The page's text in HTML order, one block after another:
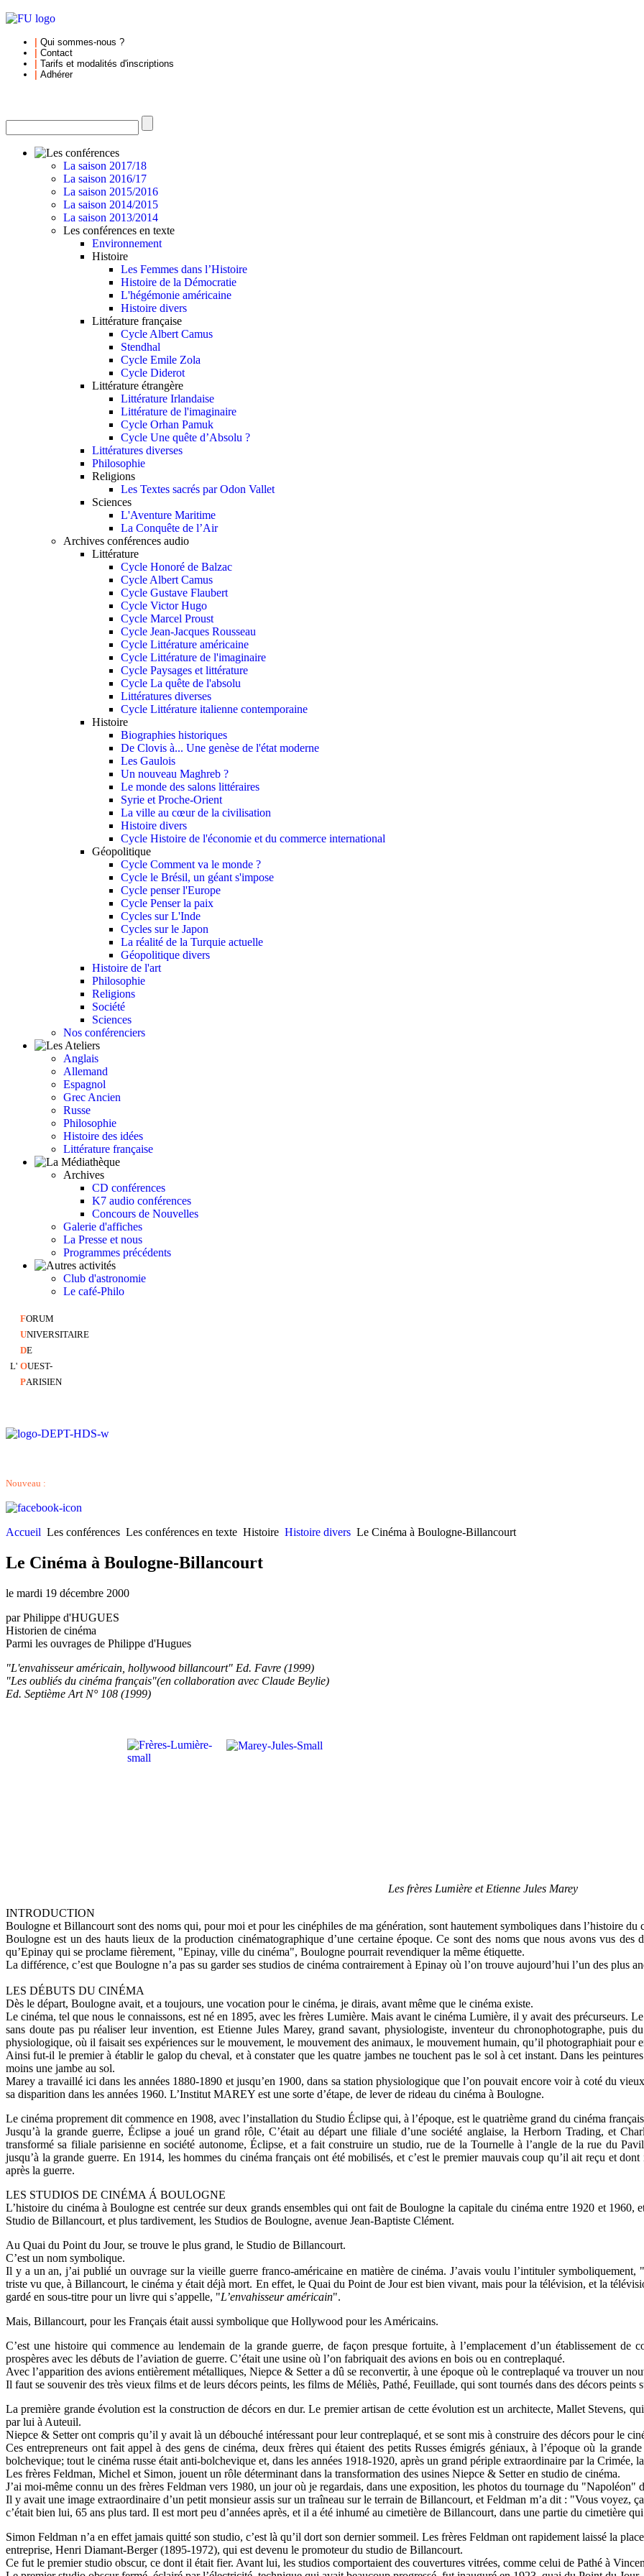
Qui sommes-nous ?
Contact
Tarifs et modalités d'inscriptions
Adhérer
La saison 2017/18
La saison 2016/17
La saison 2015/2016
La saison 2014/2015
La saison 2013/2014
Les conférences en texte
Environnement
Histoire
Les Femmes dans l’Histoire
Histoire de la Démocratie
L'hégémonie américaine
Histoire divers
Littérature française
Cycle Albert Camus
Stendhal
Cycle Emile Zola
Cycle Diderot
Littérature étrangère
Littérature Irlandaise
Littérature de l'imaginaire
Cycle Orhan Pamuk
Cycle Une quête d’Absolu ?
Littératures diverses
Philosophie
Religions
Les Textes sacrés par Odon Vallet
Sciences
L'Aventure Maritime
La Conquête de l’Air
Archives conférences audio
Littérature
Cycle Honoré de Balzac
Cycle Albert Camus
Cycle Gustave Flaubert
Cycle Victor Hugo
Cycle Marcel Proust
Cycle Jean-Jacques Rousseau
Cycle Littérature américaine
Cycle Littérature de l'imaginaire
Cycle Paysages et littérature
Cycle La quête de l'absolu
Littératures diverses
Cycle Littérature italienne contemporaine
Histoire
Biographies historiques
De Clovis à... Une genèse de l'état moderne
Les Gaulois
Un nouveau Maghreb ?
Le monde des salons littéraires
Syrie et Proche-Orient
La ville au cœur de la civilisation
Histoire divers
Cycle Histoire de l'économie et du commerce international
Géopolitique
Cycle Comment va le monde ?
Cycle le Brésil, un géant s'impose
Cycle penser l'Europe
Cycle Penser la paix
Cycles sur L'Inde
Cycles sur le Japon
La réalité de la Turquie actuelle
Géopolitique divers
Histoire de l'art
Philosophie
Religions
Société
Sciences
Nos conférenciers
Anglais
Allemand
Espagnol
Grec Ancien
Russe
Philosophie
Histoire des idées
Littérature française
Archives
CD conférences
K7 audio conférences
Concours de Nouvelles
Galerie d'affiches
La Presse et nous
Programmes précédents
Club d'astronomie
Le café-Philo
FORUM
UNIVERSITAIRE
DE
L' OUEST-
PARISIEN
Nouveau :
Accueil Les conférences Les conférences en texte Histoire Histoire divers Le Cinéma à Boulogne-Billancourt
Le Cinéma à Boulogne-Billancourt
le mardi 19 décembre 2000
par Philippe d'HUGUES
Historien de cinéma
Parmi les ouvrages de Philippe d'Hugues
"L'envahisseur américain, hollywood billancourt" Ed. Favre (1999)
"Les oubliés du cinéma français"(en collaboration avec Claude Beylie)
Ed. Septième Art N° 108 (1999)
Les frères Lumière et Etienne Jules Marey
INTRODUCTION
Boulogne et Billancourt sont des noms qui, pour moi et pour les cinéphiles de ma génération, sont hautement symboliques dans l’histoire du
Boulogne est un des hauts lieux de la production cinématographique d’une certaine époque. Ce sont des noms que nous avons vus
qu’Epinay qui se proclame fièrement, "Epinay, ville du cinéma", Boulogne pourrait revendiquer la même étiquette.
La différence, c’est que Boulogne n’a pas su garder ses studios de cinéma contrairement à Epinay où l’on trouve aujourd’hui l’un des plus
LES DÉBUTS DU CINÉMA
Dès le départ, Boulogne avait, et a toujours, une vocation pour le cinéma, je dirais, avant même que le cinéma existe.
Le cinéma, tel que nous le connaissons, est né en 1895, avec les frères Lumière. Mais avant le cinéma Lumière, il y avait des précurseurs.
sans doute pas pu réaliser leur invention, est Etienne Jules Marey, grand savant, physiologiste, inventeur du chronophotographe, puis
physiologique, où il faisait ses expériences sur le mouvement, le mouvement des animaux, le mouvement humain, qu’il photographiait pour
Ainsi fut-il le premier à établir le galop du cheval, et à constater que les quatre jambes ne touchent pas le sol à cet instant. Dans les
moins une jambe au sol.
Marey a travaillé ici dans les années 1880-1890 et jusqu’en 1900, dans sa station physiologique que l’on pouvait encore voir à coté du
sa disparition dans les années 1960. L’Institut MAREY est une sorte d’étape, de lever de rideau du cinéma à Boulogne.
Le cinéma proprement dit commence en 1908, avec l’installation du Studio Éclipse qui, à l’époque, est le quatrième grand du cinéma
Jusqu’à la grande guerre, Éclipse a joué un grand rôle, C’était au départ une filiale d’une société anglaise, la Herborn Trading, et
transformé sa filiale parisienne en société autonome, Éclipse, et a fait construire un studio, rue de la Tournelle à l’angle de la rue du
jusqu’à la grande guerre. En 1914, les hommes du cinéma français ont été mobilisés, et c’est le premier mauvais coup qu’il ait reçu et
après la guerre.
LES STUDIOS DE CINÉMA Á BOULOGNE
L’histoire du cinéma à Boulogne est centrée sur deux grands ensembles qui ont fait de Boulogne la capitale du cinéma entre 1920 et 1960,
Studio de Billancourt, et plus tardivement, les Studios de Boulogne, avenue Jean-Baptiste Clément.
Au Quai du Point du Jour, se trouve le plus grand, le Studio de Billancourt.
C’est un nom symbolique.
Il y a un an, j’ai publié un ouvrage sur la vieille guerre franco-américaine en matière de cinéma. J’avais voulu l’intituler symboliquement, "
triste vu que, à Billancourt, le cinéma y était déjà mort. En effet, le Quai du Point de Jour est bien vivant, mais pour la télévision, et la
gardé en sous-titre pour un livre qui s’appelle, "L’envahisseur américain".
Mais, Billancourt, pour les Français était aussi symbolique que Hollywood pour les Américains.
C’est une histoire qui commence au lendemain de la grande guerre, de façon presque fortuite, à l’emplacement d’un établissement
prospères avec les débuts de l’aviation de guerre. C’était une usine où l’on fabriquait des avions en bois ou en contreplaqué.
Avec l’apparition des avions entièrement métalliques, Niepce & Setter a dû se reconvertir, à une époque où le contreplaqué va trouver un
Il faut se souvenir des très vieux films et de leurs décors peints, les films de Méliès, Pathé, Feuillade, qui sont tournés dans des décors peints
La première grande évolution est la construction de décors en dur. Le premier artisan de cette évolution est un architecte, Mallet Stevens,
par lui à Auteuil.
Niepce & Setter ont compris qu’il y avait là un débouché intéressant pour leur contreplaqué, et se sont mis à construire des décors pour le
Ces entrepreneurs ont fait appel à des gens de cinéma, deux frères qui étaient des petits Russes émigrés géniaux, à l’époque où la
bolchevique; tout le cinéma russe était anti-bolchevique et, dans les années 1918-1920, après un grand périple extraordinaire par la Crimée,
Les frères Feldman, Michel et Simon, jouent un rôle déterminant dans la transformation des usines Niepce & Setter en studio de cinéma.
J’ai moi-même connu un des frères Feldman vers 1980, un jour où je regardais, dans une exposition, les photos du tournage du "Napoléon"
Il y avait une image extraordinaire d’un petit monsieur assis sur un traîneau sur le terrain de Billancourt, et Feldman m’a dit : "Vous voyez,
c’était bien lui, 65 ans plus tard. Il est mort peu d’années après, et il a été inhumé au cimetière de Billancourt, dans une partie du cimetière
Simon Feldman n’a en effet jamais quitté son studio, c’est là qu’il dort son dernier sommeil. Les frères Feldman ont rapidement laissé la
entreprise, Henri Diamant-Berger (1895-1972), qui est devenu le promoteur du studio de Billancourt.
Ce fut le premier studio obscur, ce dont il était fier. Avant lui, les studios comportaient des couvertures vitrées, comme celui de Pathé à